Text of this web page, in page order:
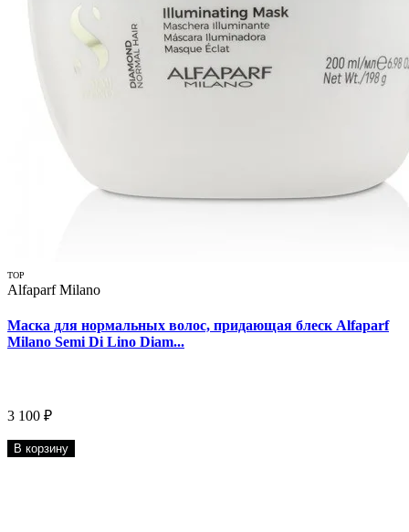
TOP
Alfaparf Milano
Маска для нормальных волос, придающая блеск Alfaparf
Milano Semi Di Lino Diam...
3 100 ₽
В корзину